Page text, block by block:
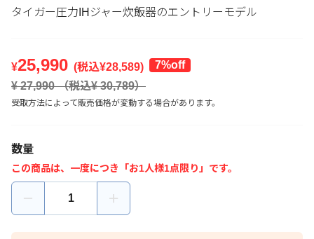
タイガー圧力IHジャー炊飯器のエントリーモデル
¥25,990 (税込¥28,589)
7%off
¥ 27,990（税込¥30,789）
受取方法によって販売価格が変動する場合があります。
数量
この商品は、一度につき「お1人様1点限り」です。